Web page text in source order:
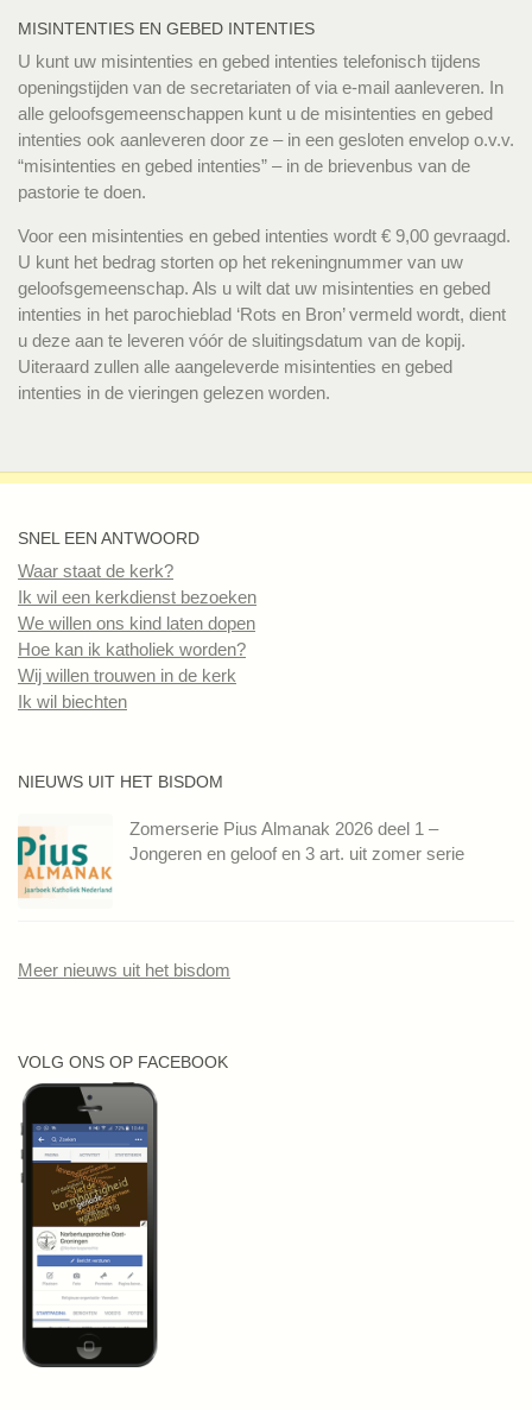
MISINTENTIES EN GEBED INTENTIES
U kunt uw misintenties en gebed intenties telefonisch tijdens
openingstijden van de secretariaten of via e-mail aanleveren. In
alle geloofsgemeenschappen kunt u de misintenties en gebed
intenties ook aanleveren door ze – in een gesloten envelop o.v.v.
“misintenties en gebed intenties” – in de brievenbus van de
pastorie te doen.
Voor een misintenties en gebed intenties wordt € 9,00 gevraagd.
U kunt het bedrag storten op het rekeningnummer van uw
geloofsgemeenschap. Als u wilt dat uw misintenties en gebed
intenties in het parochieblad ‘Rots en Bron’ vermeld wordt, dient
u deze aan te leveren vóór de sluitingsdatum van de kopij.
Uiteraard zullen alle aangeleverde misintenties en gebed
intenties in de vieringen gelezen worden.
SNEL EEN ANTWOORD
Waar staat de kerk?
Ik wil een kerkdienst bezoeken
We willen ons kind laten dopen
Hoe kan ik katholiek worden?
Wij willen trouwen in de kerk
Ik wil biechten
NIEUWS UIT HET BISDOM
Zomerserie Pius Almanak 2026 deel 1 –
Jongeren en geloof en 3 art. uit zomer serie
Meer nieuws uit het bisdom
VOLG ONS OP FACEBOOK